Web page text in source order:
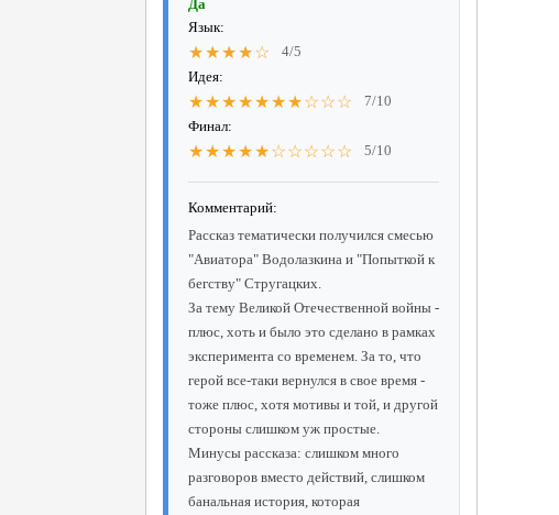
Да
Язык:
★★★★☆
4/5
Идея:
★★★★★★★☆☆☆
7/10
Финал:
★★★★★☆☆☆☆☆ 5/10
Комментарий:
Рассказ тематически получился смесью
"Авиатора" Водолазкина и "Попыткой к
бегству" Стругацких.
За тему Великой Отечественной войны -
плюс, хоть и было это сделано в рамках
эксперимента со временем. За то, что
герой все-таки вернулся в свое время -
тоже плюс, хотя мотивы и той, и другой
стороны слишком уж простые.
Минусы рассказа: слишком много
разговоров вместо действий, слишком
банальная история, которая